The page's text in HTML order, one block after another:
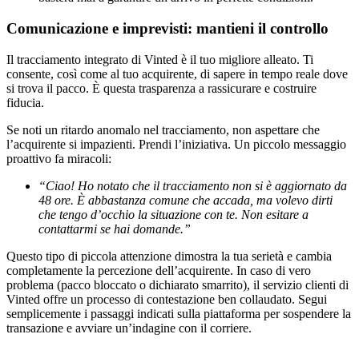
Comunicazione e imprevisti: mantieni il controllo
Il tracciamento integrato di Vinted è il tuo migliore alleato. Ti
consente, così come al tuo acquirente, di sapere in tempo reale dove
si trova il pacco. È questa trasparenza a rassicurare e costruire
fiducia.
Se noti un ritardo anomalo nel tracciamento, non aspettare che
l’acquirente si impazienti. Prendi l’iniziativa. Un piccolo messaggio
proattivo fa miracoli:
“Ciao! Ho notato che il tracciamento non si è aggiornato da
48 ore. È abbastanza comune che accada, ma volevo dirti
che tengo d’occhio la situazione con te. Non esitare a
contattarmi se hai domande.”
Questo tipo di piccola attenzione dimostra la tua serietà e cambia
completamente la percezione dell’acquirente. In caso di vero
problema (pacco bloccato o dichiarato smarrito), il servizio clienti di
Vinted offre un processo di contestazione ben collaudato. Segui
semplicemente i passaggi indicati sulla piattaforma per sospendere la
transazione e avviare un’indagine con il corriere.